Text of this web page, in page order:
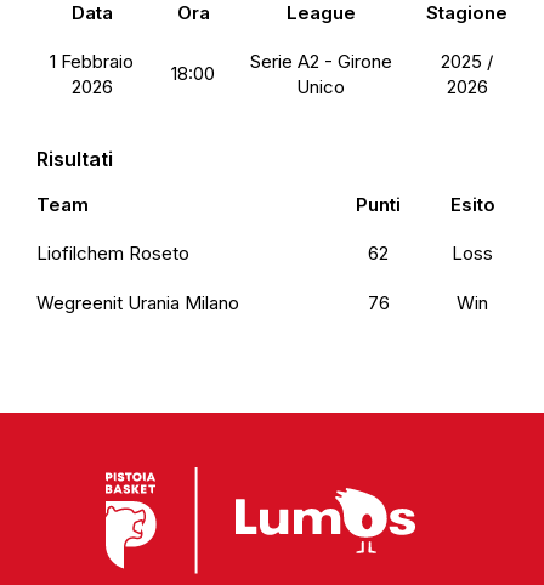
Data Ora League Stagione
1 Febbraio
2026
18:00
Serie A2 - Girone
Unico
2025 /
2026
Risultati
Team Punti Esito
Liofilchem Roseto 62 Loss
Wegreenit Urania Milano 76 Win